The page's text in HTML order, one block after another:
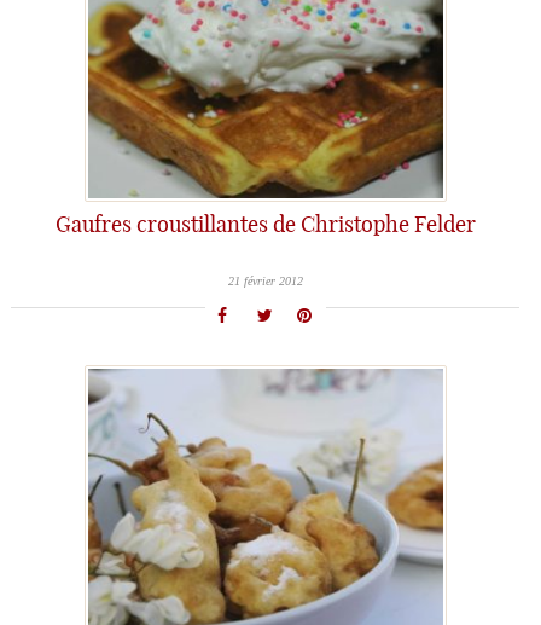
Gaufres croustillantes de Christophe Felder
21 février 2012